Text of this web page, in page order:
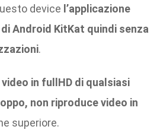
device l’applicazione
Android KitKat quindi senza
.
in fullHD di qualsiasi
non riproduce video in
superiore.